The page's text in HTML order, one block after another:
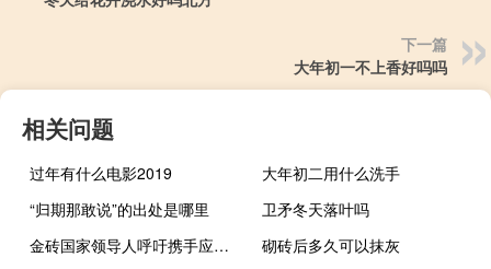
下一篇
大年初一不上香好吗吗
相关问题
过年有什么电影2019
大年初二用什么洗手
“归期那敢说”的出处是哪里
卫矛冬天落叶吗
金砖国家领导人呼吁携手应对挑战、共同发展繁荣
砌砖后多久可以抹灰